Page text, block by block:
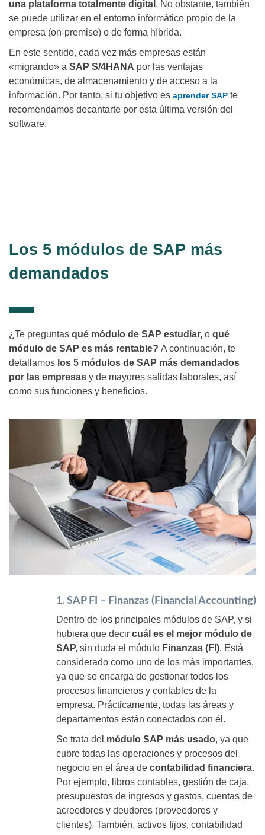
una plataforma totalmente digital . No obstante, también
se puede utilizar en el entorno informático propio de la
empresa (on-premise) o de forma híbrida.
En este sentido, cada vez más empresas están
«migrando» a SAP S/4HANA por las ventajas
económicas, de almacenamiento y de acceso a la
información. Por tanto, si tu objetivo es aprender SAP te
recomendamos decantarte por esta última versión del
software.
Los 5 módulos de SAP más
demandados
¿Te preguntas qué módulo de SAP estudiar, o qué
módulo de SAP es más rentable? A continuación, te
detallamos los 5 módulos de SAP más demandados
por las empresas y de mayores salidas laborales, así
como sus funciones y beneficios.
1. SAP FI – Finanzas (Financial Accounting)
Dentro de los principales módulos de SAP, y si
hubiera que decir cuál es el mejor módulo de
SAP, sin duda el módulo Finanzas (FI). Está
considerado como uno de los más importantes,
ya que se encarga de gestionar todos los
procesos financieros y contables de la
empresa. Prácticamente, todas las áreas y
departamentos están conectados con él.
Se trata del módulo SAP más usado, ya que
cubre todas las operaciones y procesos del
negocio en el área de contabilidad financiera.
Por ejemplo, libros contables, gestión de caja,
presupuestos de ingresos y gastos, cuentas de
acreedores y deudores (proveedores y
clientes). También, activos fijos, contabilidad